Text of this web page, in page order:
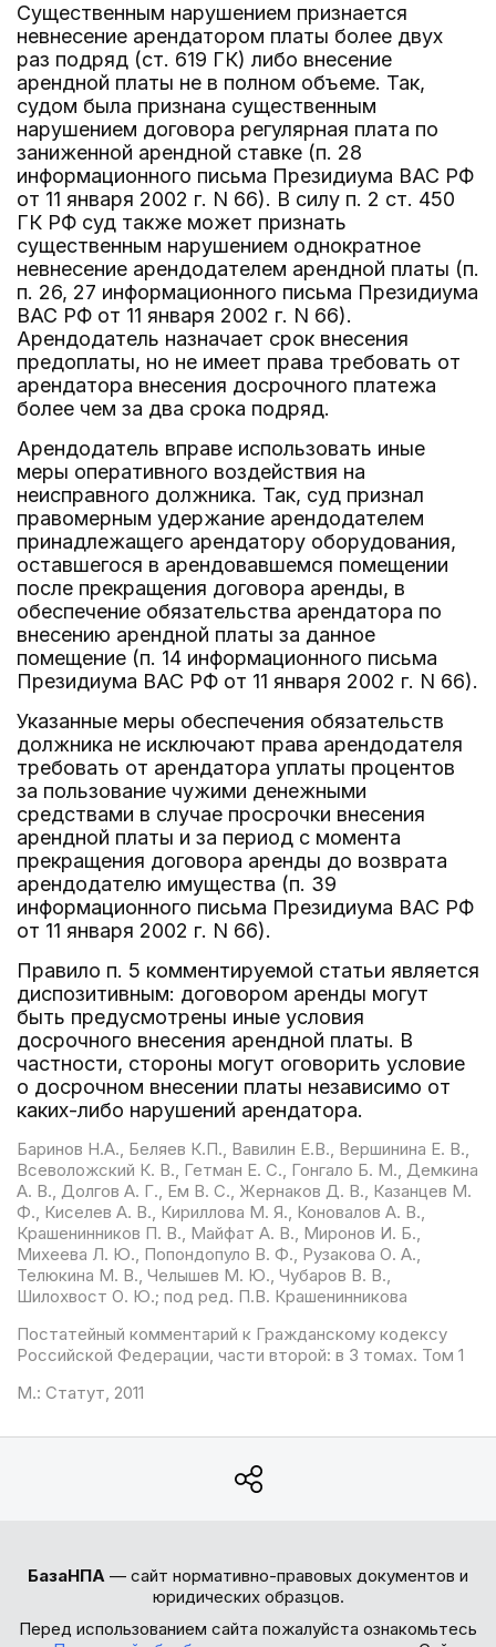
Существенным нарушением признается
невнесение арендатором платы более двух
раз подряд (ст. 619 ГК) либо внесение
арендной платы не в полном объеме. Так,
судом была признана существенным
нарушением договора регулярная плата по
заниженной арендной ставке (п. 28
информационного письма Президиума ВАС РФ
от 11 января 2002 г. N 66). В силу п. 2 ст. 450
ГК РФ суд также может признать
существенным нарушением однократное
невнесение арендодателем арендной платы (п.
п. 26, 27 информационного письма Президиума
ВАС РФ от 11 января 2002 г. N 66).
Арендодатель назначает срок внесения
предоплаты, но не имеет права требовать от
арендатора внесения досрочного платежа
более чем за два срока подряд.
Арендодатель вправе использовать иные
меры оперативного воздействия на
неисправного должника. Так, суд признал
правомерным удержание арендодателем
принадлежащего арендатору оборудования,
оставшегося в арендовавшемся помещении
после прекращения договора аренды, в
обеспечение обязательства арендатора по
внесению арендной платы за данное
помещение (п. 14 информационного письма
Президиума ВАС РФ от 11 января 2002 г. N 66).
Указанные меры обеспечения обязательств
должника не исключают права арендодателя
требовать от арендатора уплаты процентов
за пользование чужими денежными
средствами в случае просрочки внесения
арендной платы и за период с момента
прекращения договора аренды до возврата
арендодателю имущества (п. 39
информационного письма Президиума ВАС РФ
от 11 января 2002 г. N 66).
Правило п. 5 комментируемой статьи является
диспозитивным: договором аренды могут
быть предусмотрены иные условия
досрочного внесения арендной платы. В
частности, стороны могут оговорить условие
о досрочном внесении платы независимо от
каких-либо нарушений арендатора.
Баринов Н.А., Беляев К.П., Вавилин Е.В., Вершинина Е. В.,
Всеволожский К. В., Гетман Е. С., Гонгало Б. М., Демкина
А. В., Долгов А. Г., Ем В. С., Жернаков Д. В., Казанцев М.
Ф., Киселев А. В., Кириллова М. Я., Коновалов А. В.,
Крашенинников П. В., Майфат А. В., Миронов И. Б.,
Михеева Л. Ю., Попондопуло В. Ф., Рузакова О. А.,
Телюкина М. В., Челышев М. Ю., Чубаров В. В.,
Шилохвост О. Ю.; под ред. П.В. Крашенинникова
Постатейный комментарий к Гражданскому кодексу
Российской Федерации, части второй: в 3 томах. Том 1
М.: Статут, 2011
БазаНПА — сайт нормативно-правовых документов и
юридических образцов.
Перед использованием сайта пожалуйста ознакомьтесь